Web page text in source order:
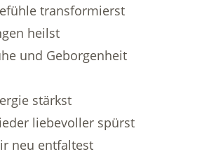
transformierst
heilst
und Geborgenheit
stärkst
liebevoller spürst
neu entfaltest